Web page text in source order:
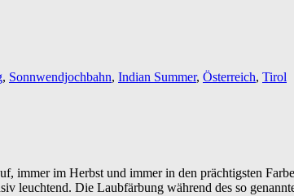
, Sonnwendjochbahn, Indian Summer, Österreich, Tirol
immer im Herbst und immer in den prächtigsten
Die Laubfärbung während des so